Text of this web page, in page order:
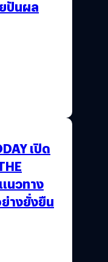
ปันผล
เปิด
นวทาง
างยั่งยืน